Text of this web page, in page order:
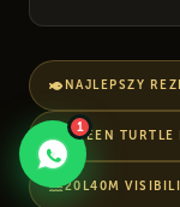
NAJLEPSZY
GREEN
20L40M
1